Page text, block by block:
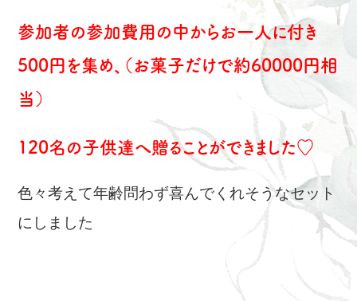
参加者の参加費用の中からお一人に付き
500円を集め、（お菓子だけで約60000円相
当）
120名の子供達へ贈ることができました♡
色々考えて年齢問わず喜んでくれそうなセット
にしました